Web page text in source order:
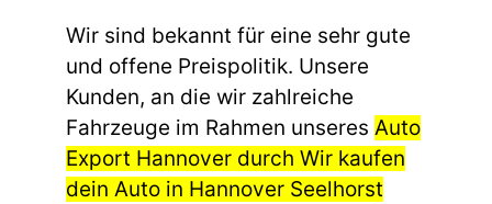
Wir sind bekannt für eine sehr gute
und offene Preispolitik. Unsere
Kunden, an die wir zahlreiche
Fahrzeuge im Rahmen unseres Auto
Export Hannover durch Wir kaufen
dein Auto in Hannover Seelhorst